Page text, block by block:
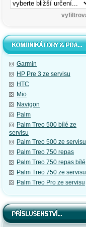
Garmin
HP Pre 3 ze servisu
HTC
Mio
Navigon
Palm
Palm Treo 500 bílé ze
servisu
Palm Treo 500 ze servisu
Palm Treo 750 repas
Palm Treo 750 repas bílé
Palm Treo 750 ze servisu
Palm Treo Pro ze servisu